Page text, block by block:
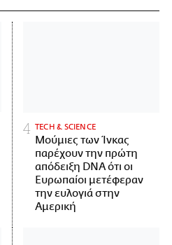
ΤECH & SCIENCE
Μούμιες των Ίνκας
παρέχουν την πρώτη
απόδειξη DNA ότι οι
Ευρωπαίοι μετέφεραν
την ευλογιά στην
Αμερική